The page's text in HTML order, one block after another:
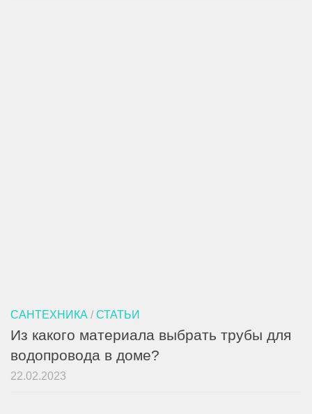
САНТЕХНИКА / СТАТЬИ
Из какого материала выбрать трубы для
водопровода в доме?
22.02.2023